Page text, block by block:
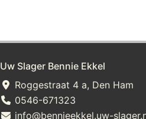
Uw Slager Bennie Ekkel
Roggestraat 4 a, Den Ham
0546-671323
info@bennieekkel.uw-